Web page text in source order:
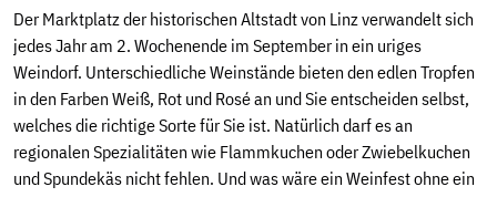
Der Marktplatz der historischen Altstadt von Linz verwandelt sich
jedes Jahr am 2. Wochenende im September in ein uriges
Weindorf. Unterschiedliche Weinstände bieten den edlen Tropfen
in den Farben Weiß, Rot und Rosé an und Sie entscheiden selbst,
welches die richtige Sorte für Sie ist. Natürlich darf es an
regionalen Spezialitäten wie Flammkuchen oder Zwiebelkuchen
und Spundekäs nicht fehlen. Und was wäre ein Weinfest ohne ein